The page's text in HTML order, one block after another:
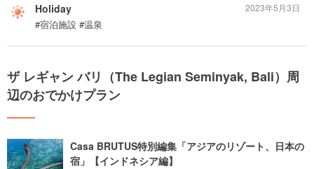
Holiday
#宿泊施設 #温泉
2023年5月3日
ザ レギャン バリ（The Legian Seminyak, Bali）周
辺のおでかけプラン
Casa BRUTUS特別編集「アジアのリゾート、日本の
宿」【インドネシア編】